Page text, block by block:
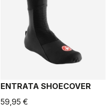
ENTRATA SHOECOVER
59,95 €